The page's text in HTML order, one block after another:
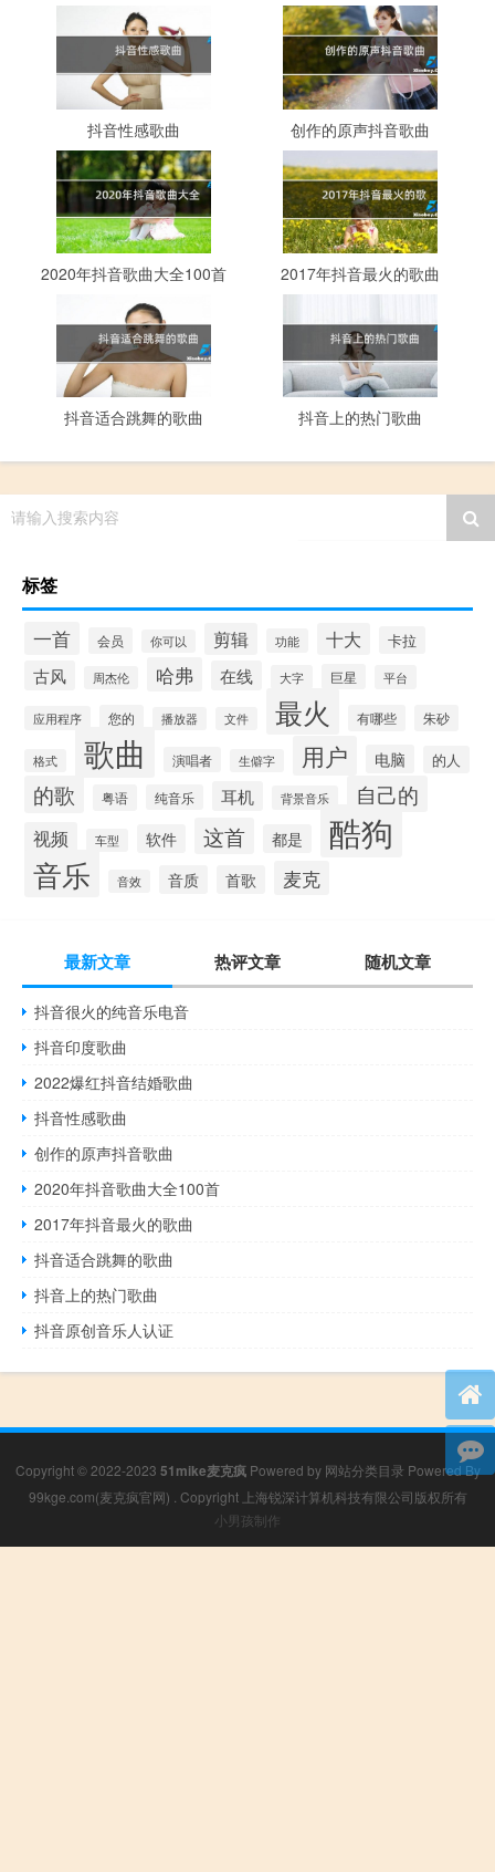
抖音性感歌曲 创作的原声抖音歌曲
2020年抖音歌曲大全100首 2017年抖音最火的歌曲
抖音适合跳舞的歌曲 抖音上的热门歌曲
请输入搜索内容
标签
一首 会员 你可以 剪辑 功能 十大 卡拉
古风 周杰伦 哈弗 在线 大字 巨星 平台
应用程序 您的 播放器 文件 最火 有哪些 朱砂
格式 歌曲 演唱者 生僻字 用户 电脑 的人
的歌 粤语 纯音乐 耳机 背景音乐 自己的
视频 车型 软件 这首 都是 酷狗
音乐 音效 音质 首歌 麦克
最新文章 热评文章 随机文章
抖音很火的纯音乐电音
抖音印度歌曲
2022爆红抖音结婚歌曲
抖音性感歌曲
创作的原声抖音歌曲
2020年抖音歌曲大全100首
2017年抖音最火的歌曲
抖音适合跳舞的歌曲
抖音上的热门歌曲
抖音原创音乐人认证
Copyright © 2022-2023 51mike麦克疯Powered by 网站分类目录 Powered By
99kge.com(麦克疯官网) . Copyright 上海锐深计算机科技有限公司版权所有
小男孩制作